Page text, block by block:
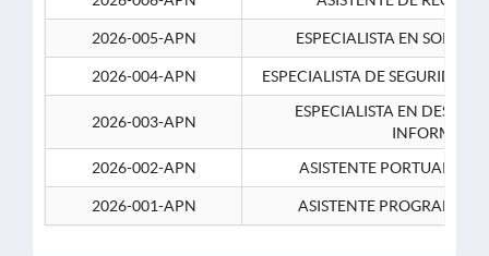
2026-005-APN ESPECIALISTA EN
2026-004-APN ESPECIALISTA DE SEGURIDAD
2026-003-APN
ESPECIALISTA EN
2026-002-APN
ASISTENTE PORTUARIO 2-
2026-001-APN ASISTENTE